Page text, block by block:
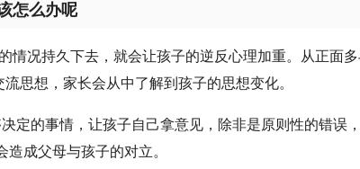
怎么办呢
情况持久下去，就会让孩子的逆反心理加重。从正面
流思想，家长会从中了解到孩子的思想变化。
定的事情，让孩子自己拿意见，除非是原则性的错误，
成父母与孩子的对立。